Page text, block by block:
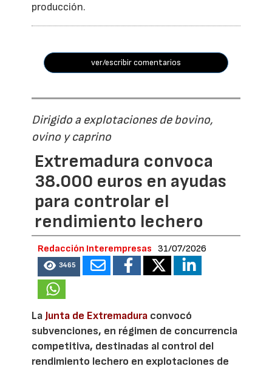
producción.
ver/escribir comentarios
Dirigido a explotaciones de bovino,
ovino y caprino
Extremadura convoca
38.000 euros en ayudas
para controlar el
rendimiento lechero
Redacción Interempresas 31/07/2026
3465
La Junta de Extremadura convocó
subvenciones, en régimen de concurrencia
competitiva, destinadas al control del
rendimiento lechero en explotaciones de